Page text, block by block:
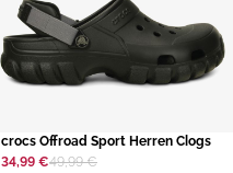
crocs Offroad Sport Herren Clogs
34,99 €49,99 €